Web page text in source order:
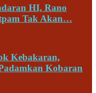
HI, Rano
Tak Akan…
Kebakaran,
Kobaran